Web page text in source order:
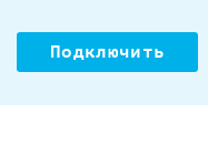
Подключить